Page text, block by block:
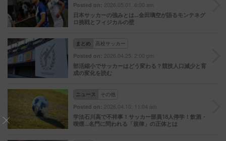
Posted on: 2026.05.01. 6:00 am
日本サッカーの強みとは…金田璃空が語るモンテネグ
ロ挑戦とフィジカルの壁
まとめ 高校サッカー
Posted on: 2026.04.25. 2:00 pm
部活縮小でサッカーはどう変わる？競技人口減少と育
成の変化を読む
ニュース その他
Posted on: 2026.04.10. 11:04 am
学法石川高で不祥事！サッカー部員18人停学！飲酒・
喫煙…名門に問われる「規律」の正体とは